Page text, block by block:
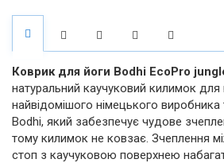
Коврик для йоги Bodhi EcoPro
натуральний каучуковий килимок для
найвідомішого німецького виробника
Bodhi, який забезпечує чудове
тому килимок не ковзає. Зчеплення
стоп з каучуковою поверхнею